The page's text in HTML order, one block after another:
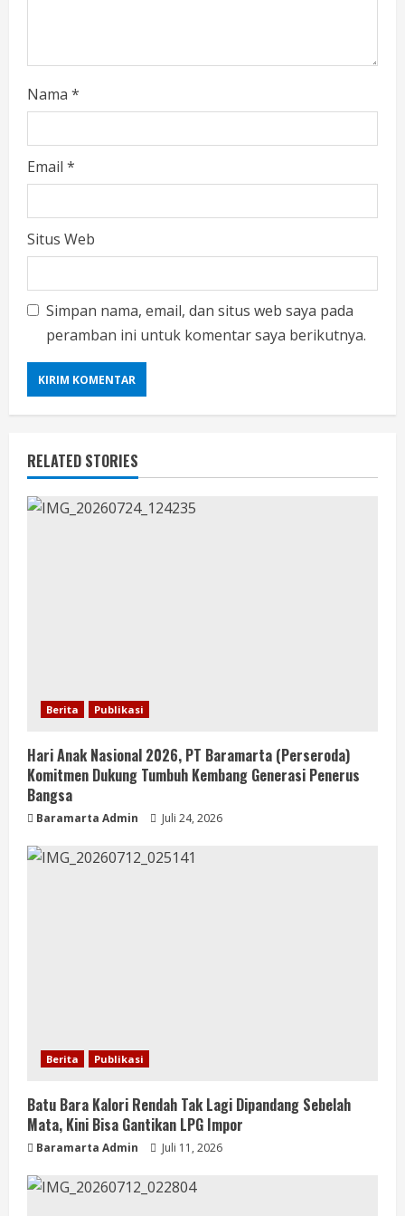
Nama *
Email *
Situs Web
Simpan nama, email, dan situs web saya pada
peramban ini untuk komentar saya berikutnya.
RELATED STORIES
Berita Publikasi
Hari Anak Nasional 2026, PT Baramarta (Perseroda)
Komitmen Dukung Tumbuh Kembang Generasi Penerus
Bangsa
Baramarta Admin Juli 24, 2026
Berita Publikasi
Batu Bara Kalori Rendah Tak Lagi Dipandang Sebelah
Mata, Kini Bisa Gantikan LPG Impor
Baramarta Admin Juli 11, 2026